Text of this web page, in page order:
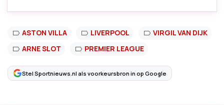
ASTON VILLA LIVERPOOL
VIRGIL VAN DIJK
ARNE SLOT
PREMIER LEAGUE
Stel Sportnieuws.nl als voorkeursbron in op Google